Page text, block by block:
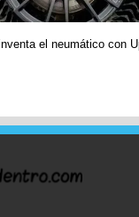
el neumático con